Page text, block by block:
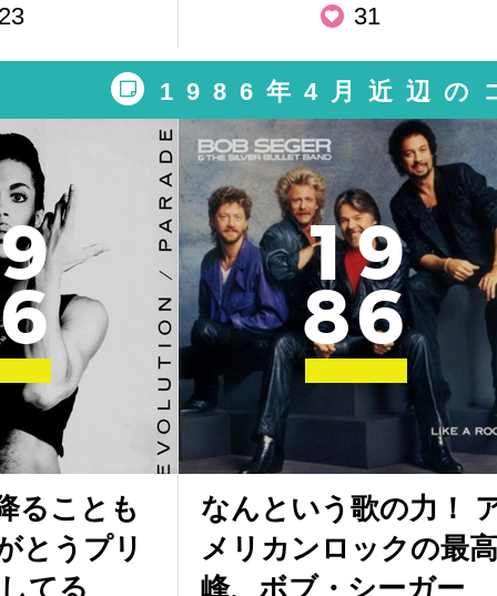
31
1986年4月近辺の
9
6
ることも
とうプリ
てる
19
86
なんという歌の力！
メリカンロックの最高
峰、ボブ・シーガー